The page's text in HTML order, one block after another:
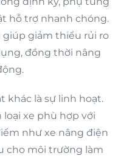
hỗ trợ nhanh chóng.
giảm thiểu rủi ro
đồng thời nâng
khác là sự linh hoạt.
xe phù hợp với
như xe nâng điện
cho môi trường làm